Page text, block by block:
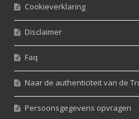
Cookieverklaring
Disclaimer
Faq
Naar de authenticiteit van de
Persoonsgegevens opvragen